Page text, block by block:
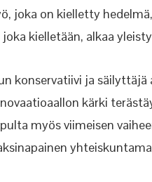
joka on kielletty
joka kielletään, alkaa
konservatiivi ja
kärki
myös viimeisen